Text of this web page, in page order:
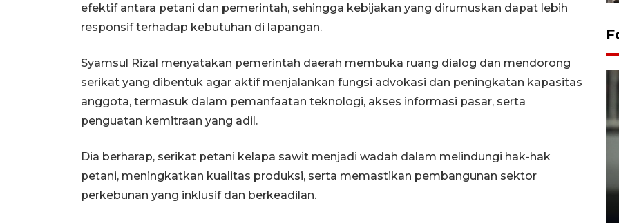
efektif antara petani dan pemerintah, sehingga kebijakan yang dirumuskan dapat lebih
responsif terhadap kebutuhan di lapangan.
Syamsul Rizal menyatakan pemerintah daerah membuka ruang dialog dan mendorong
serikat yang dibentuk agar aktif menjalankan fungsi advokasi dan peningkatan kapasitas
anggota, termasuk dalam pemanfaatan teknologi, akses informasi pasar, serta
penguatan kemitraan yang adil.
Dia berharap, serikat petani kelapa sawit menjadi wadah dalam melindungi hak-hak
petani, meningkatkan kualitas produksi, serta memastikan pembangunan sektor
perkebunan yang inklusif dan berkeadilan.
Karhutla Kalimantan Barat